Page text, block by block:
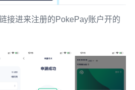
接进来注册的PokePay账户开的